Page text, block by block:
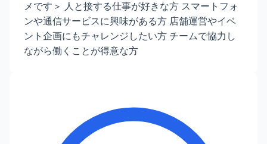
メです＞ 人と接する仕事が好きな方 スマートフォ
ンや通信サービスに興味がある方 店舗運営やイベ
ント企画にもチャレンジしたい方 チームで協力し
ながら働くことが得意な方